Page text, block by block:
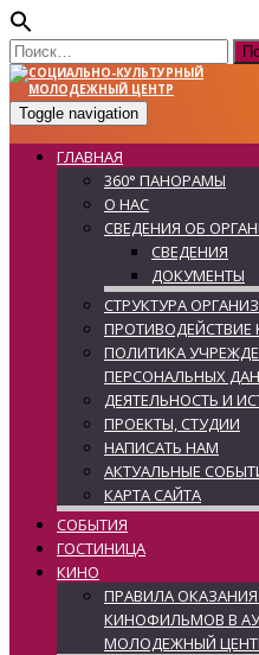
Найти:
Toggle navigation
ГЛАВНАЯ
360° ПАНОРАМЫ
О НАС
СВЕДЕНИЯ ОБ
СВЕДЕНИЯ
ДОКУМЕНТЫ
СТРУКТУРА
ПРОТИВОДЕЙСТВИЕ
ПОЛИТИКА
ПЕРСОНАЛЬНЫХ
ДЕЯТЕЛЬНОСТЬ И
ПРОЕКТЫ, СТУДИИ
НАПИСАТЬ НАМ
АКТУАЛЬНЫЕ
КАРТА САЙТА
СОБЫТИЯ
ГОСТИНИЦА
КИНО
ПРАВИЛА
КИНОФИЛЬМОВ В
МОЛОДЕЖНЫЙ